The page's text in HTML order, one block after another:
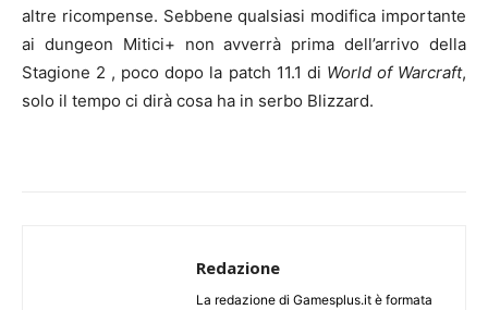
altre ricompense. Sebbene qualsiasi modifica importante
ai dungeon Mitici+ non avverrà prima dell’arrivo della
Stagione 2 , poco dopo la patch 11.1 di World of Warcraft,
solo il tempo ci dirà cosa ha in serbo Blizzard.
Redazione
La redazione di Gamesplus.it è formata